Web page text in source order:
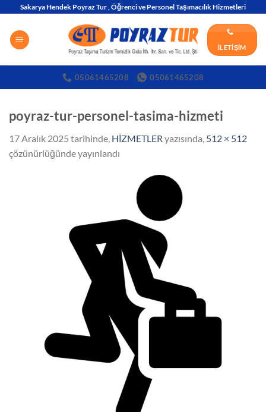
İçeriğeSakarya Hendek Poyraz Tur , Öğrenci ve Personel Taşımacılık Hizmetleri
İLETIŞIM
05061465208 05061465208
poyraz-tur-personel-tasima-hizmeti
17 Aralık 2025 tarihinde, HİZMETLER yazısında, 512 × 512
çözünürlüğünde yayınlandı